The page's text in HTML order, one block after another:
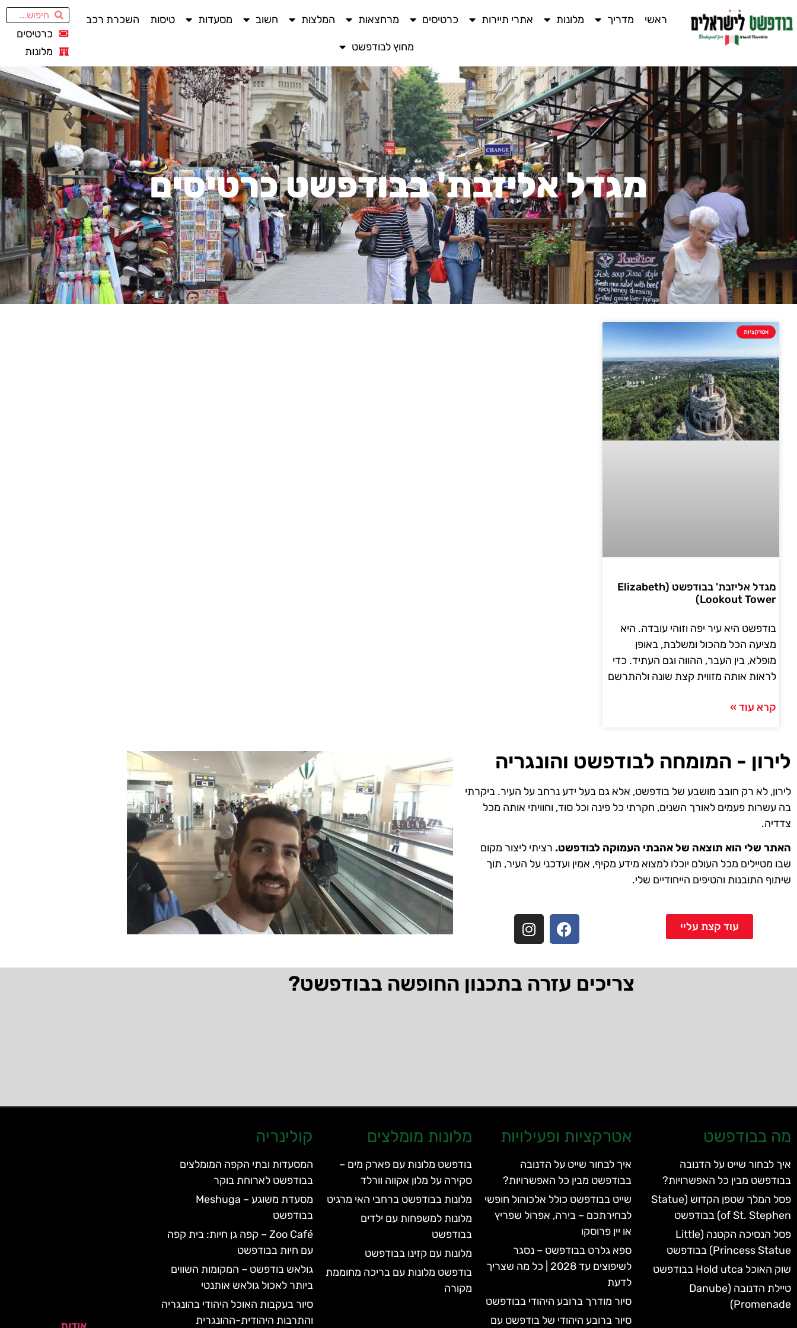
ראשי מדריך מלונות אתרי תיירות כרטיסים מרחצאות המלצות חשוב מסעדות טיסות השכרת רכב
מחוץ לבודפשט
כרטיסים
מלונות
מגדל אליזבת' בבודפשט כרטיסים
אטרקציות
מגדל אליזבת' בבודפשט (Elizabeth
Lookout Tower)
בודפשט היא עיר יפה וזוהי עובדה. היא
מציעה הכל מהכול ומשלבת, באופן
מופלא, בין העבר, ההווה וגם העתיד. כדי
לראות אותה מזווית קצת שונה ולהתרשם
קרא עוד »
לירון - המומחה לבודפשט והונגריה
לירון, לא רק חובב מושבע של בודפשט, אלא גם בעל ידע נרחב על העיר. ביקרתי
בה עשרות פעמים לאורך השנים, חקרתי כל פינה וכל סוד, וחוויתי אותה מכל
צדדיה.
האתר שלי הוא תוצאה של אהבתי העמוקה לבודפשט. רציתי ליצור מקום
שבו מטיילים מכל העולם יוכלו למצוא מידע מקיף, אמין ועדכני על העיר, תוך
שיתוף התובנות והטיפים הייחודיים שלי.
עוד קצת עליי
צריכים עזרה בתכנון החופשה בבודפשט?
מה בבודפשט
איך לבחור שייט על הדנובה
בבודפשט מבין כל האפשרויות?
פסל המלך שטפן הקדוש (Statue
of St. Stephen) בבודפשט
פסל הנסיכה הקטנה (Little
Princess Statue) בבודפשט
שוק האוכל Hold utca בבודפשט
טיילת הדנובה (Danube
Promenade)
אטרקציות ופעילויות
איך לבחור שייט על הדנובה
בבודפשט מבין כל האפשרויות?
שייט בבודפשט כולל אלכוהול חופשי
לבחירתכם – בירה, אפרול שפריץ
או יין פרוסקו
ספא גלרט בבודפשט – נסגר
לשיפוצים עד 2028 | כל מה שצריך
לדעת
סיור מודרך ברובע היהודי בבודפשט
סיור ברובע היהודי של בודפשט עם
מלונות מומלצים
בודפשט מלונות עם פארק מים –
סקירה על מלון אקווה וורלד
מלונות בבודפשט ברחבי האי מרגיט
מלונות למשפחות עם ילדים
בבודפשט
מלונות עם קזינו בבודפשט
בודפשט מלונות עם בריכה מחוממת
מקורה
קולינריה
המסעדות ובתי הקפה המומלצים
בבודפשט לארוחת בוקר
מסעדת משוגע – Meshuga
בבודפשט
Zoo Café – קפה גן חיות: בית קפה
עם חיות בבודפשט
גולאש בודפשט – המקומות השווים
ביותר לאכול גולאש אותנטי
סיור בעקבות האוכל היהודי בהונגריה
והתרבות היהודית-ההונגרית